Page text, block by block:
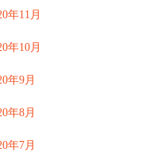
年11月
年10月
年9月
年8月
年7月